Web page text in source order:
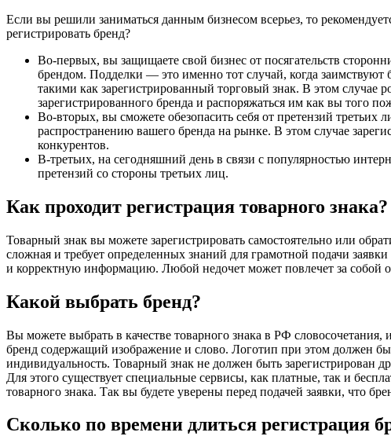
Если вы решили заниматься данным бизнесом всерьез, то
регистрировать бренд?
Во-первых, вы защищаете свой бизнес от посягательств
брендом. Подделки — это именно тот случай, когда
такими как зарегистрированный торговый знак. В этом случае
зарегистрированного бренда и распоряжаться им как вы того
Во-вторых, вы сможете обезопасить себя от претензий третьих
распространению вашего бренда на рынке. В этом случае
конкурентов.
В-третьих, на сегодняшний день в связи с популярностью
претензий со стороны третьих лиц.
Как проходит регистрация товарного знака?
Товарный знак вы можете зарегистрировать самостоятельно или
сложная и требует определенных знаний для грамотной подачи
и корректную информацию. Любой недочет может повлечет за собой
Какой выбрать бренд?
Вы можете выбрать в качестве товарного знака в РФ
бренд содержащий изображение и слово. Логотип при этом должен
индивидуальность. Товарный знак не должен быть зарегистрирован
Для этого существует специальные сервисы, как платные, так и
товарного знака. Так вы будете уверены перед подачей заявки, что
Сколько по времени длиться регистрация